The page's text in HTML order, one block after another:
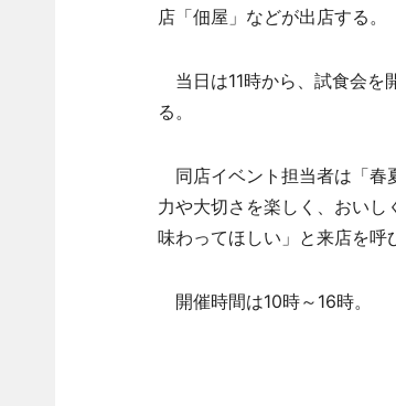
店「佃屋」などが出店する。
当日は11時から、試食会を
る。
同店イベント担当者は「春
力や大切さを楽しく、おいし
味わってほしい」と来店を呼
開催時間は10時～16時。